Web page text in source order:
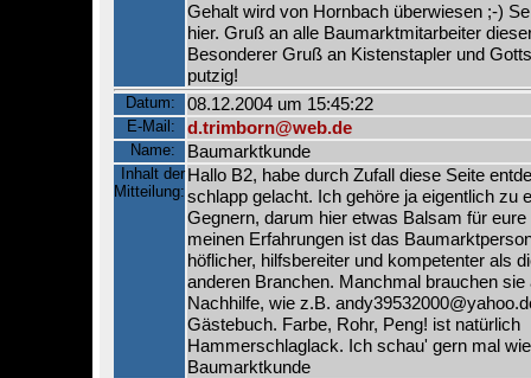
Gehalt wird von Hornbach überwiesen ;-)
hier. Gruß an alle Baumarktmitarbeiter
Besonderer Gruß an Kistenstapler und
putzig!
Datum: 08.12.2004 um 15:45:22
E-Mail: d.trimborn@web.de
Name: Baumarktkunde
Inhalt der
Mitteilung:
Hallo B2, habe durch Zufall diese Seite
schlapp gelacht. Ich gehöre ja eigentlich zu
Gegnern, darum hier etwas Balsam für eure
meinen Erfahrungen ist das
höflicher, hilfsbereiter und kompetenter als
anderen Branchen. Manchmal brauchen
Nachhilfe, wie z.B.
Gästebuch. Farbe, Rohr, Peng! ist natürlich
Hammerschlaglack. Ich schau' gern mal
Baumarktkunde